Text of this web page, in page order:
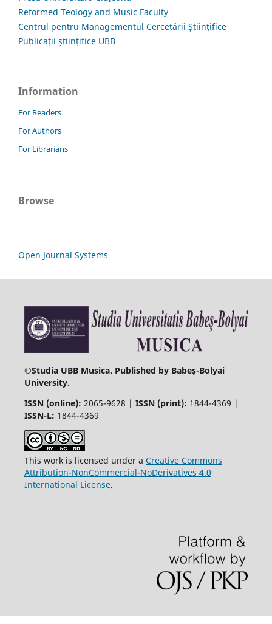
Reformed Teology and Music Faculty
Centrul pentru Managementul Cercetării Științifice
Publicații științifice UBB
Information
For Readers
For Authors
For Librarians
Browse
Open Journal Systems
©Studia UBB Musica. Published by Babeș-Bolyai
University.
ISSN (online): 2065-9628 | ISSN (print): 1844-4369 |
ISSN-L: 1844-4369
This work is licensed under a Creative Commons
Attribution-NonCommercial-NoDerivatives 4.0
International License.